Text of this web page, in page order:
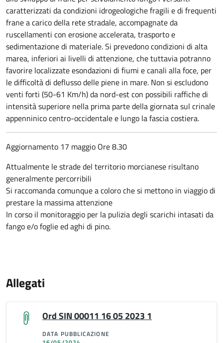
caratterizzati da condizioni idrogeologiche fragili e di frequenti
frane a carico della rete stradale, accompagnate da
ruscellamenti con erosione accelerata, trasporto e
sedimentazione di materiale. Si prevedono condizioni di alta
marea, inferiori ai livelli di attenzione, che tuttavia potranno
favorire localizzate esondazioni di fiumi e canali alla foce, per
le difficoltà di deflusso delle piene in mare. Non si escludono
venti forti (50-61 Km/h) da nord-est con possibili raffiche di
intensità superiore nella prima parte della giornata sul crinale
appenninico centro-occidentale e lungo la fascia costiera.
Aggiornamento 17 maggio Ore 8.30
Attualmente le strade del territorio morcianese risultano
generalmente percorribili
Si raccomanda comunque a coloro che si mettono in viaggio di
prestare la massima attenzione
In corso il monitoraggio per la pulizia degli scarichi intasati da
fango e/o foglie ed aghi di pino.
Allegati
Ord SIN 00011 16 05 2023 1
DATA PUBBLICAZIONE